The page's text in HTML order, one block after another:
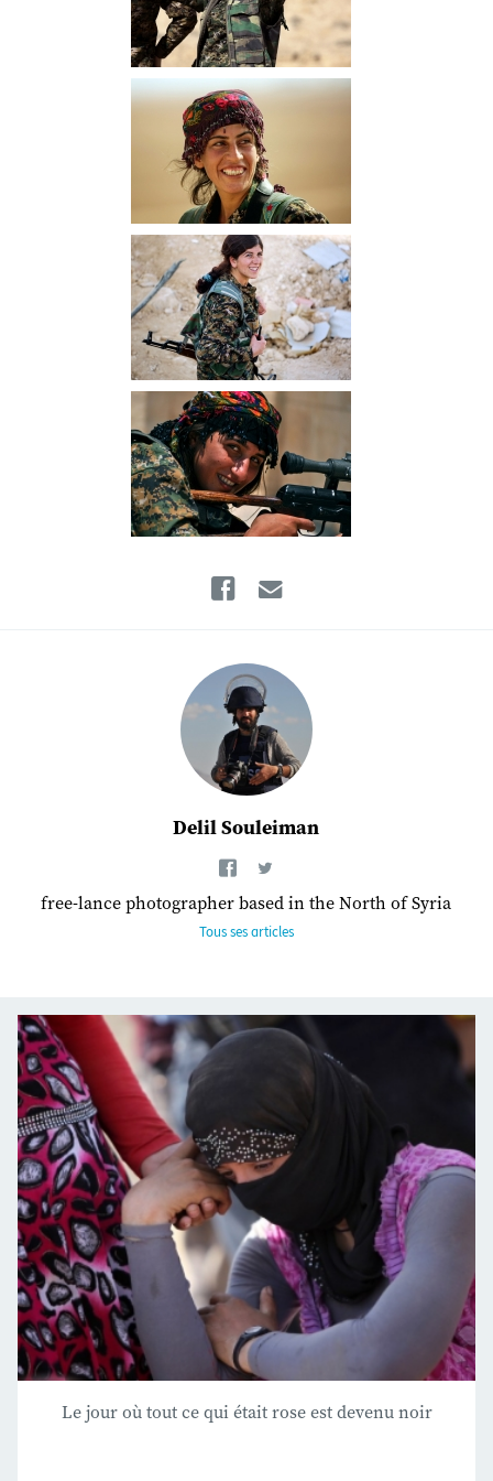
Facebook
Delil Souleiman
free-lance photographer based in the North of Syria
Tous ses articles
Le jour où tout ce qui était rose est devenu noir